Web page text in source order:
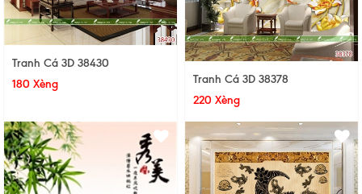
Tranh Cá 3D 38430
180 Xèng
Tranh Cá 3D 38378
220 Xèng